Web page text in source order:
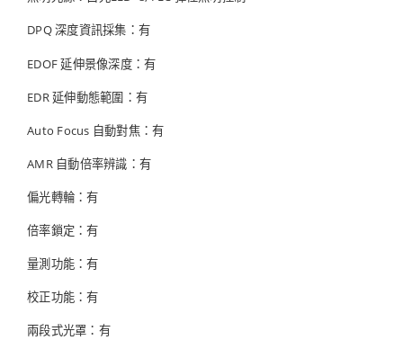
DPQ 深度資訊採集：有
EDOF 延伸景像深度：有
EDR 延伸動態範圍：有
Auto Focus 自動對焦：有
AMR 自動倍率辨識：有
偏光轉輪：有
倍率鎖定：有
量測功能：有
校正功能：有
兩段式光罩：有